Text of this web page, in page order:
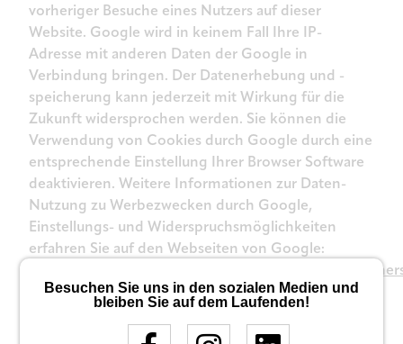
vorheriger Besuche eines Nutzers auf dieser
Website. Google wird in keinem Fall Ihre IP-
Adresse mit anderen Daten der Google in
Verbindung bringen. Der Datenerhebung und -
speicherung kann jederzeit mit Wirkung für die
Zukunft widersprochen werden. Sie können die
Verwendung von Cookies durch Google durch eine
entsprechende Einstellung Ihrer Browser Software
deaktivieren. Weitere Informationen zur Daten-
Nutzung zu Werbezwecken durch Google,
Einstellungs- und Widerspruchsmöglichkeiten
erfahren Sie auf den Webseiten von Google:
https://www.google.com/intl/de/policies/privacy/
(„Datennutzung durch Google bei Ihrer Nutzung
von Websites oder Apps unserer Partner“),
http://www.google.com/policies/technologies/ads
Besuchen Sie uns in den sozialen Medien und
bleiben Sie auf dem Laufenden!